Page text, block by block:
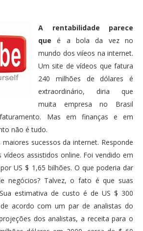
A rentabilidade parece
que é a bola da vez no
mundo dos viíeos na internet.
Um site de vídeos que fatura
240 milhões de dólares é
extraordinário, diria que
muita empresa no Brasil
Mas em finanças e em
não é tudo.
sucessos da internet. Responde
assistidos online. Foi vendido em
US $ 1,65 bilhões. O que poderia dar
negócios? Talvez, o fato é que suas
estimativa de custo é de US $ 300
acordo com um par de analistas do
dos analistas, a receita para o